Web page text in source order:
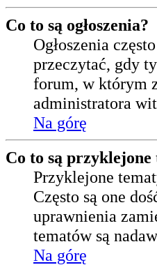
Co to są ogłoszenia?
Ogłoszenia
przeczytać, gdy
forum, w którym
administratora
Na górę
Co to są przyklejone
Przyklejone
Często są one
uprawnienia
tematów są
Na górę